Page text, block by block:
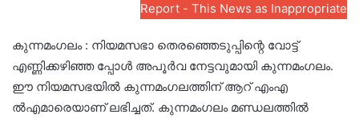
Report - This News as Inappropriate
കുന്നമംഗലം : നിയമസഭാ തെരഞ്ഞെടുപ്പിന്റെ വോട്ട്
എണ്ണിക്കഴിഞ്ഞ പ്പോൾ അപൂർവ നേട്ടവുമായി കുന്നമംഗലം.
ഈ നിയമസഭയിൽ കുന്നമംഗലത്തിന് ആറ് എംഎ
ൽഎമാരെയാണ് ലഭിച്ചത്. കുന്നമംഗലം മണ്ഡലത്തിൽ